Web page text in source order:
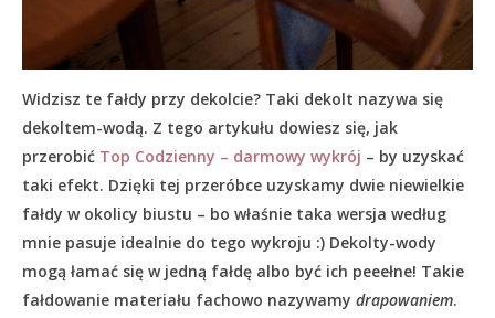
Widzisz te fałdy przy dekolcie? Taki dekolt nazywa się
dekoltem-wodą. Z tego artykułu dowiesz się, jak
przerobić Top Codzienny – darmowy wykrój – by uzyskać
taki efekt. Dzięki tej przeróbce uzyskamy dwie niewielkie
fałdy w okolicy biustu – bo właśnie taka wersja według
mnie pasuje idealnie do tego wykroju :) Dekolty-wody
mogą łamać się w jedną fałdę albo być ich peeełne! Takie
fałdowanie materiału fachowo nazywamy drapowaniem.